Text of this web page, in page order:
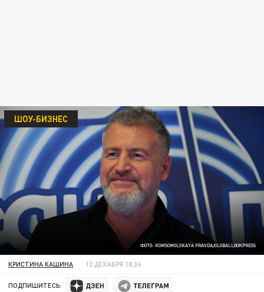
ФОТО: KOMSOMOLSKAYA PRAVDA/GLOBALLOOKPRESS
ШОУ-БИЗНЕС
КРИСТИНА КАШИНА 12 ДЕКАБРЯ 18:36
ПОДПИШИТЕСЬ: